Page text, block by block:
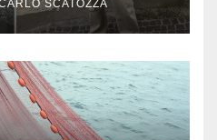
SCATOZZA